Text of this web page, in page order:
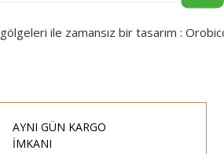
gölgeleri ile zamansız bir tasarım :
AYNI GÜN KARGO
İMKANI